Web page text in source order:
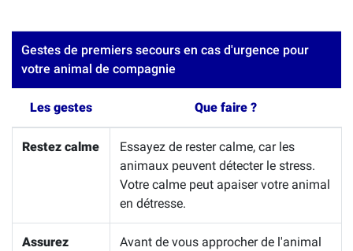
Gestes de premiers secours en cas d'urgence pour
votre animal de compagnie
Les gestes Que faire ?
Restez calme
Essayez de rester calme, car les
animaux peuvent détecter le stress.
Votre calme peut apaiser votre animal
en détresse.
Assurez
Avant de vous approcher de l'animal